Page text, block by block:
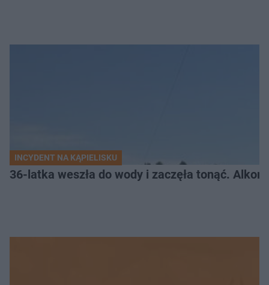
INCYDENT NA KĄPIELISKU
36-latka weszła do wody i zaczęła tonąć.